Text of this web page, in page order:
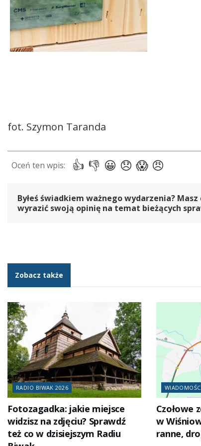
fot. Szymon Taranda
Byłeś świadkiem ważnego wydarzenia?
wyrazić swoją opinię na temat bieżących
Zobacz także
RADIO BIWAK 2026
Fotozagadka: jakie miejsce
widzisz na zdjęciu? Sprawdź
też co w dzisiejszym Radiu
Czołowe
w
ranne,